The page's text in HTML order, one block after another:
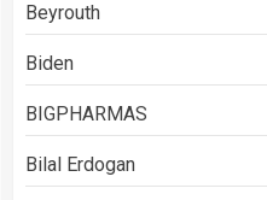
Beyrouth
Biden
BIGPHARMAS
Bilal Erdogan